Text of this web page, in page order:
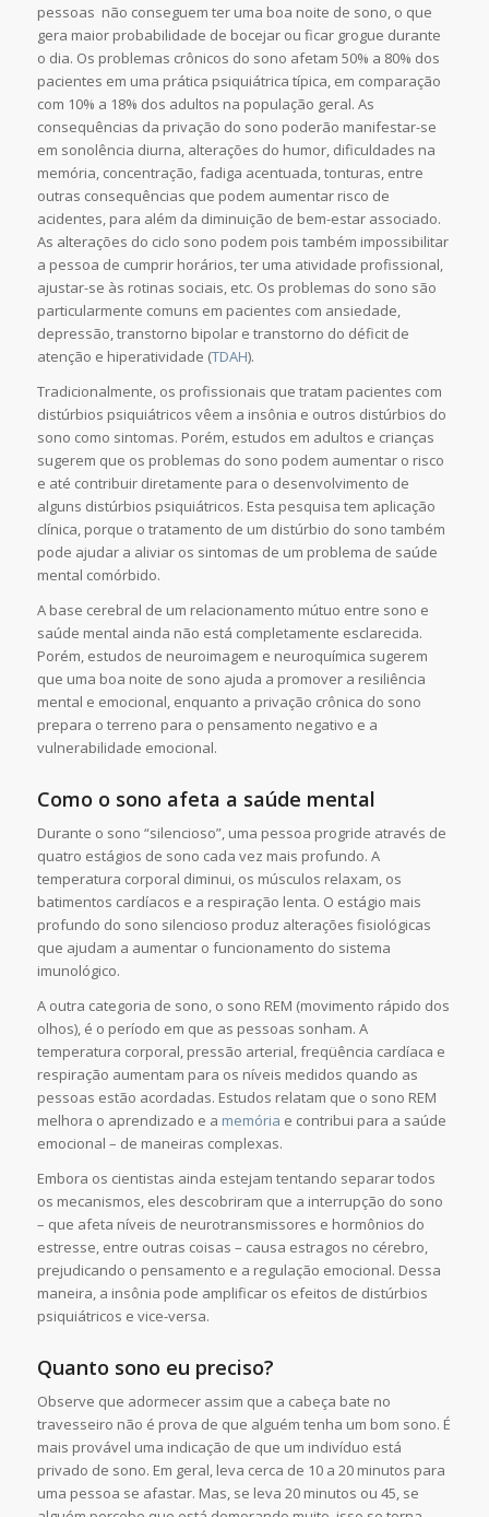
pessoas não conseguem ter uma boa noite de sono, o que
gera maior probabilidade de bocejar ou ficar grogue durante
o dia. Os problemas crônicos do sono afetam 50% a 80% dos
pacientes em uma prática psiquiátrica típica, em comparação
com 10% a 18% dos adultos na população geral. As
consequências da privação do sono poderão manifestar-se
em sonolência diurna, alterações do humor, dificuldades na
memória, concentração, fadiga acentuada, tonturas, entre
outras consequências que podem aumentar risco de
acidentes, para além da diminuição de bem-estar associado.
As alterações do ciclo sono podem pois também impossibilitar
a pessoa de cumprir horários, ter uma atividade profissional,
ajustar-se às rotinas sociais, etc. Os problemas do sono são
particularmente comuns em pacientes com ansiedade,
depressão, transtorno bipolar e transtorno do déficit de
atenção e hiperatividade (TDAH).
Tradicionalmente, os profissionais que tratam pacientes com
distúrbios psiquiátricos vêem a insônia e outros distúrbios do
sono como sintomas. Porém, estudos em adultos e crianças
sugerem que os problemas do sono podem aumentar o risco
e até contribuir diretamente para o desenvolvimento de
alguns distúrbios psiquiátricos. Esta pesquisa tem aplicação
clínica, porque o tratamento de um distúrbio do sono também
pode ajudar a aliviar os sintomas de um problema de saúde
mental comórbido.
A base cerebral de um relacionamento mútuo entre sono e
saúde mental ainda não está completamente esclarecida.
Porém, estudos de neuroimagem e neuroquímica sugerem
que uma boa noite de sono ajuda a promover a resiliência
mental e emocional, enquanto a privação crônica do sono
prepara o terreno para o pensamento negativo e a
vulnerabilidade emocional.
Como o sono afeta a saúde mental
Durante o sono “silencioso”, uma pessoa progride através de
quatro estágios de sono cada vez mais profundo. A
temperatura corporal diminui, os músculos relaxam, os
batimentos cardíacos e a respiração lenta. O estágio mais
profundo do sono silencioso produz alterações fisiológicas
que ajudam a aumentar o funcionamento do sistema
imunológico.
A outra categoria de sono, o sono REM (movimento rápido dos
olhos), é o período em que as pessoas sonham. A
temperatura corporal, pressão arterial, freqüência cardíaca e
respiração aumentam para os níveis medidos quando as
pessoas estão acordadas. Estudos relatam que o sono REM
melhora o aprendizado e a memória e contribui para a saúde
emocional – de maneiras complexas.
Embora os cientistas ainda estejam tentando separar todos
os mecanismos, eles descobriram que a interrupção do sono
– que afeta níveis de neurotransmissores e hormônios do
estresse, entre outras coisas – causa estragos no cérebro,
prejudicando o pensamento e a regulação emocional. Dessa
maneira, a insônia pode amplificar os efeitos de distúrbios
psiquiátricos e vice-versa.
Quanto sono eu preciso?
Observe que adormecer assim que a cabeça bate no
travesseiro não é prova de que alguém tenha um bom sono. É
mais provável uma indicação de que um indivíduo está
privado de sono. Em geral, leva cerca de 10 a 20 minutos para
uma pessoa se afastar. Mas, se leva 20 minutos ou 45, se